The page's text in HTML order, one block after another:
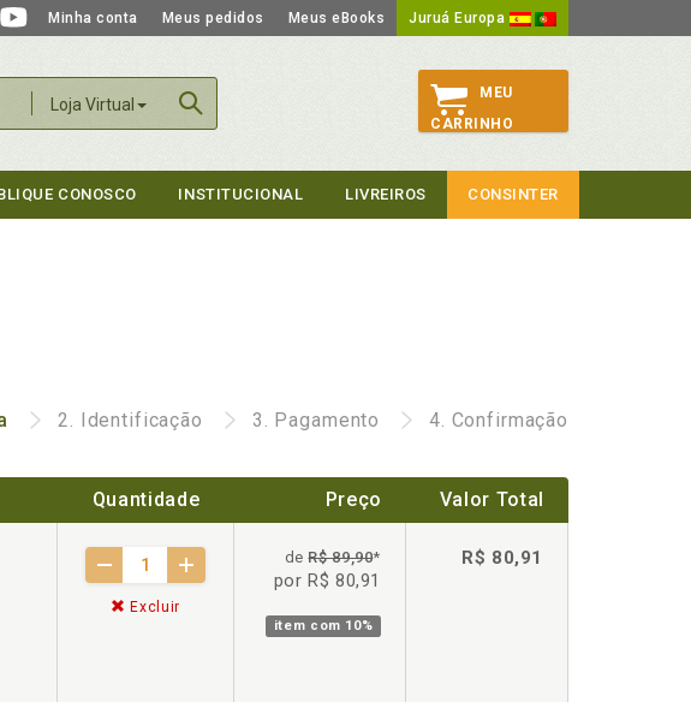
Minha conta Meus pedidos Meus eBooks Juruá Europa
Loja Virtual
MEU
CARRINHO
CONOSCO INSTITUCIONAL LIVREIROS CONSINTER
2. Identificação 3. Pagamento 4. Confirmação
Quantidade Preço Valor Total
Excluir
deR$ 89,90*
por R$ 80,91
item com 10%
R$ 80,91